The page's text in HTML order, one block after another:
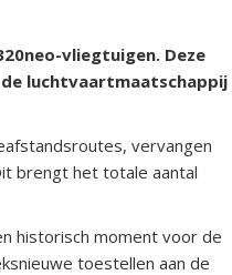
vliegtuigen. Deze
luchtvaartmaatschappij
vervangen
brengt het totale aantal
historisch moment voor de
toestellen aan de